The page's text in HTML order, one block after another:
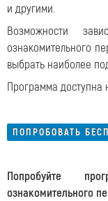
и другими.
Возможности
ознакомительного
выбрать наиболее
Программа доступна
ПОПРОБОВАТЬ
Попробуйте
ознакомительного